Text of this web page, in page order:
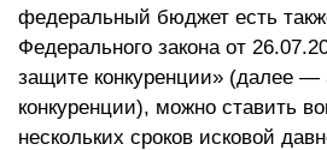
федеральный бюджет есть
Федерального закона от
защите конкуренции» (далее —
конкуренции), можно ставить
нескольких сроков исковой